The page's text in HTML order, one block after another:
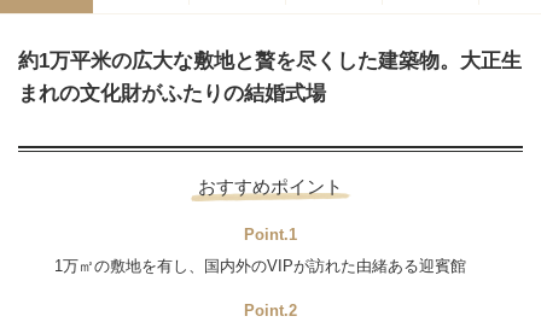
約1万平米の広大な敷地と贅を尽くした建築物。大正生
まれの文化財がふたりの結婚式場
おすすめポイント
Point.1
1万㎡の敷地を有し、国内外のVIPが訪れた由緒ある迎賓館
Point.2